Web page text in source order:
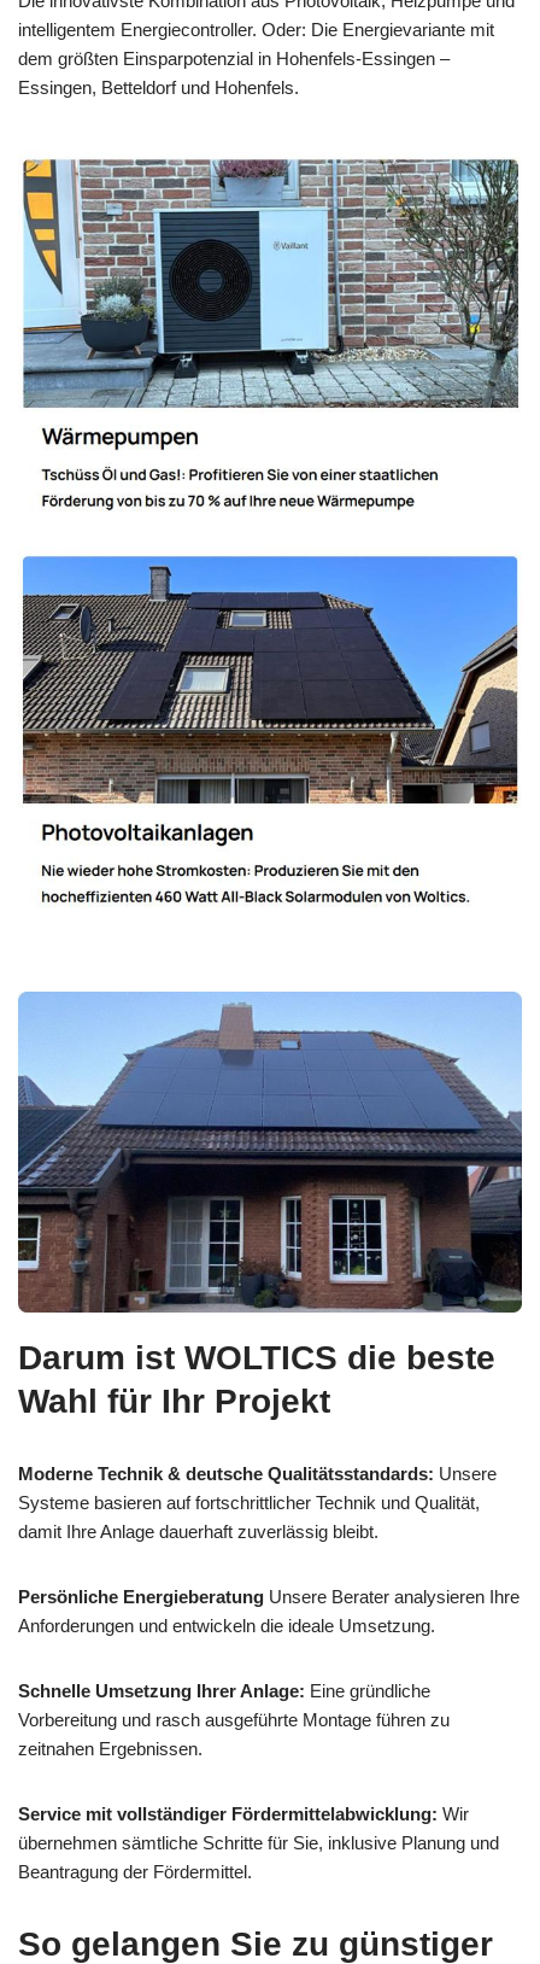
intelligentem Energiecontroller. Oder: Die Energievariante mit
dem größten Einsparpotenzial in Hohenfels-Essingen –
Essingen, Betteldorf und Hohenfels.
Darum ist WOLTICS die beste
Wahl für Ihr Projekt
Moderne Technik & deutsche Qualitätsstandards: Unsere
Systeme basieren auf fortschrittlicher Technik und Qualität,
damit Ihre Anlage dauerhaft zuverlässig bleibt.
Persönliche Energieberatung Unsere Berater analysieren Ihre
Anforderungen und entwickeln die ideale Umsetzung.
Schnelle Umsetzung Ihrer Anlage: Eine gründliche
Vorbereitung und rasch ausgeführte Montage führen zu
zeitnahen Ergebnissen.
Service mit vollständiger Fördermittelabwicklung: Wir
übernehmen sämtliche Schritte für Sie, inklusive Planung und
Beantragung der Fördermittel.
So gelangen Sie zu günstiger